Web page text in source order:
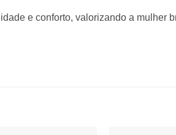
e conforto, valorizando a mulher